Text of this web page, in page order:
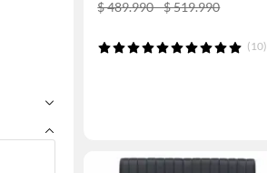
$ 489.990 - $ 519.990
(10)